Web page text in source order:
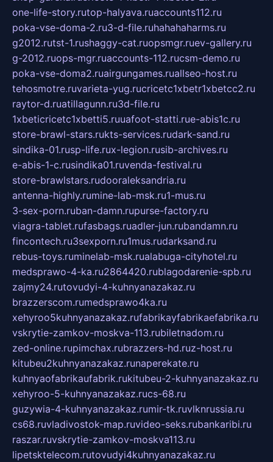
one-life-story.rutop-halyava.ruaccounts112.ru
poka-vse-doma-2.ru3-d-file.ruhahahaharms.ru
g2012.rutst-1.rushaggy-cat.ruopsmgr.ruev-gallery.ru
g-2012.ruops-mgr.ruaccounts-112.rucsm-demo.ru
poka-vse-doma2.ruairgungames.ruallseo-host.ru
tehosmotre.ruvarieta-yug.rucricetc1xbetr1xbetcc2.ru
raytor-d.ruatillagunn.ru3d-file.ru
1xbeticricetc1xbetti5.ruuafoot-statti.rue-abis1c.ru
store-brawl-stars.rukts-services.rudark-sand.ru
sindika-01.rusp-life.rux-legion.rusib-archives.ru
e-abis-1-c.rusindika01.ruvenda-festival.ru
store-brawlstars.rudooraleksandria.ru
antenna-highly.rumine-lab-msk.ru1-mus.ru
3-sex-porn.ruban-damn.rupurse-factory.ru
viagra-tablet.rufasbags.ruadler-jun.rubandamn.ru
fincontech.ru3sexporn.ru1mus.rudarksand.ru
rebus-toys.ruminelab-msk.rualabuga-cityhotel.ru
medsprawo-4-ka.ru2864420.rublagodarenie-spb.ru
zajmy24.rutovudyi-4-kuhnyanazakaz.ru
brazzerscom.rumedsprawo4ka.ru
xehyroo5kuhnyanazakaz.rufabrikayfabrikaefabrika.ru
vskrytie-zamkov-moskva-113.rubiletnadom.ru
zed-online.rupimchax.rubrazzers-hd.ruz-host.ru
kitubeu2kuhnyanazakaz.runaperekate.ru
kuhnyaofabrikaufabrik.rukitubeu-2-kuhnyanazakaz.ru
xehyroo-5-kuhnyanazakaz.rucs-68.ru
guzywia-4-kuhnyanazakaz.rumir-tk.ruvlknrussia.ru
cs68.ruvladivostok-map.ruvideo-seks.rubankaribi.ru
raszar.ruvskrytie-zamkov-moskva113.ru
lipetsktelecom.rutovudyi4kuhnyanazakaz.ru